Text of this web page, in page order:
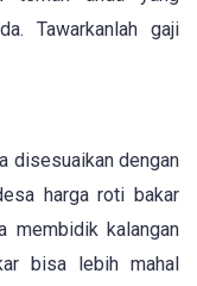
Tawarkanlah gaji
disesuaikan dengan
harga roti bakar
membidik kalangan
bisa lebih mahal